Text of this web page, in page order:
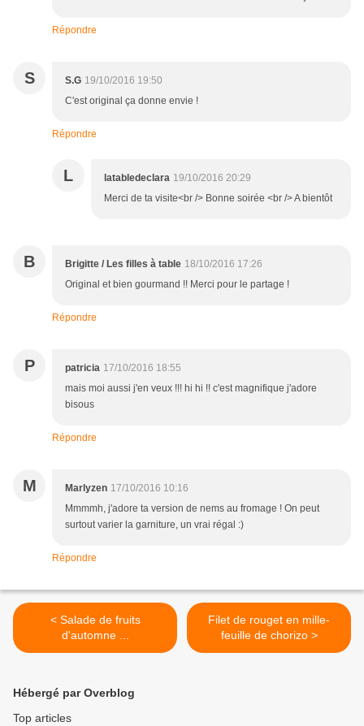
Répondre
S S.G 19/10/2016 19:50
C'est original ça donne envie !
Répondre
L latabledeclara 19/10/2016 20:29
Merci de ta visite<br /> Bonne soirée <br /> A bientôt
B Brigitte / Les filles à table 18/10/2016 17:26
Original et bien gourmand !! Merci pour le partage !
Répondre
P patricia 17/10/2016 18:55
mais moi aussi j'en veux !!! hi hi !! c'est magnifique j'adore
bisous
Répondre
M Marlyzen 17/10/2016 10:16
Mmmmh, j'adore ta version de nems au fromage ! On peut
surtout varier la garniture, un vrai régal :)
Répondre
< Salade de fruits
d'automne ...
Filet de rouget en mille-
feuille de chorizo >
Hébergé par Overblog
Top articles